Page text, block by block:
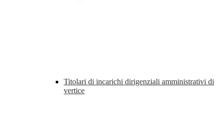
Titolari di incarichi dirigenziali amministrativi di
vertice